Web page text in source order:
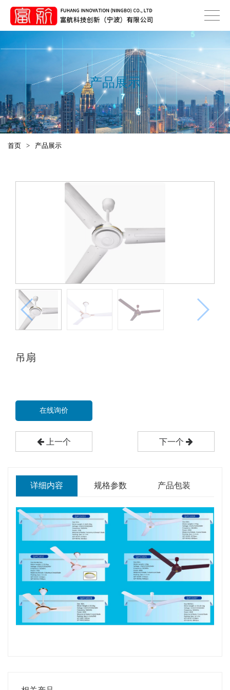
产品展示
首页 > 产品展示
吊扇
在线询价
上一个 下一个
详细内容 规格参数 产品包装